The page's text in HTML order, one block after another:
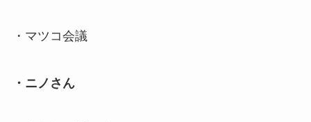
・マツコ会議
・ニノさん